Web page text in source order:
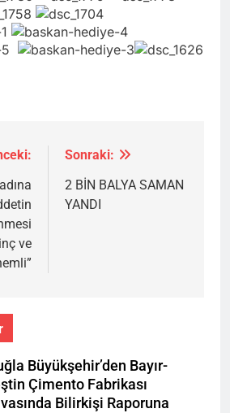
ve
Sonraki:
2 BİN BALYA SAMAN
YANDI
Büyükşehir’den Bayır-
Çimento Fabrikası
Bilirkişi Raporuna